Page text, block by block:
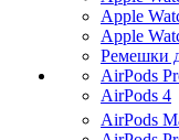
Apple
Apple
Ремешки
AirPods
AirPods 4
AirPods